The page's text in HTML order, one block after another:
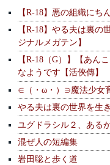
【R-18】悪の組織に
【R-18】やる夫は裏
ジナルメガテン】
【R-18（G）】【あん
なようです【活俠傳】
∈（・ω・）∋魔法少女
やる夫は裏の世界を生
ユグドラシル２、ある
混ぜ人の短編集
岩田聡と歩く道